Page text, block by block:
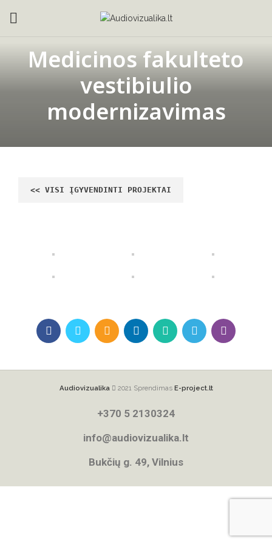
Medicinos fakulteto
vestibiulio
modernizavimas
Audiovizualika 2021 Sprendimas E-project.lt
+370 5 2130324
info@audiovizualika.lt
Bukčių g. 49, Vilnius